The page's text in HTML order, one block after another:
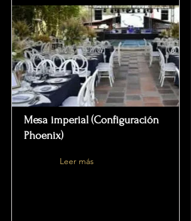
Mesa imperial (Configuración
Phoenix)
Leer más